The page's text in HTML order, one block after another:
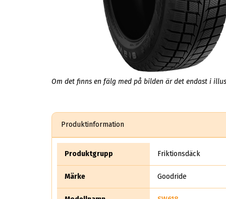
Om det finns en fälg med på bilden är det endast i
Produktinformation
Produktgrupp Friktionsdäck
Märke Goodride